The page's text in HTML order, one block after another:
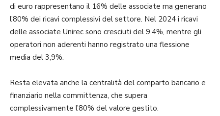
di euro rappresentano il 16% delle associate ma generano
l’80% dei ricavi complessivi del settore. Nel 2024 i ricavi
delle associate Unirec sono cresciuti del 9,4%, mentre gli
operatori non aderenti hanno registrato una flessione
media del 3,9%.
Resta elevata anche la centralità del comparto bancario e
finanziario nella committenza, che supera
complessivamente l’80% del valore gestito.